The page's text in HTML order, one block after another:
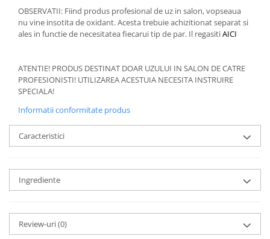
OBSERVATII: Fiind produs profesional de uz in salon, vopseaua
nu vine insotita de oxidant. Acesta trebuie achizitionat separat si
ales in functie de necesitatea fiecarui tip de par. Il regasitiAICI
ATENTIE! PRODUS DESTINAT DOAR UZULUI IN SALON DE CATRE
PROFESIONISTI! UTILIZAREA ACESTUIA NECESITA INSTRUIRE
SPECIALA!
Informatii conformitate produs
Caracteristici
Ingrediente
Review-uri(0)